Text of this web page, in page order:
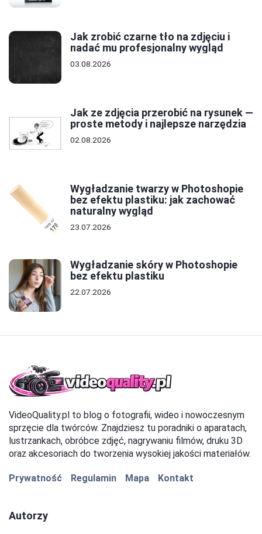
Jak zrobić czarne tło na zdjęciu i
nadać mu profesjonalny wygląd
03.08.2026
Jak ze zdjęcia przerobić na rysunek —
proste metody i najlepsze narzędzia
02.08.2026
Wygładzanie twarzy w Photoshopie
bez efektu plastiku: jak zachować
naturalny wygląd
23.07.2026
Wygładzanie skóry w Photoshopie
bez efektu plastiku
22.07.2026
VideoQuality.pl to blog o fotografii, wideo i nowoczesnym
sprzęcie dla twórców. Znajdziesz tu poradniki o aparatach,
lustrzankach, obróbce zdjęć, nagrywaniu filmów, druku 3D
oraz akcesoriach do tworzenia wysokiej jakości materiałów.
Prywatność Regulamin Mapa Kontakt
Autorzy